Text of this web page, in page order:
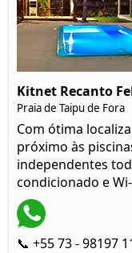
Kitnet Recanto
Praia de Taipu de Fora
Com ótima
próximo às
independentes
condicionado e
📞 +55 73 - 98197